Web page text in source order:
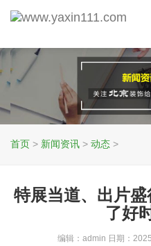
首页 > 新闻资讯 > 动态 >
特展当道、出片
了好
编辑：admin 日期：